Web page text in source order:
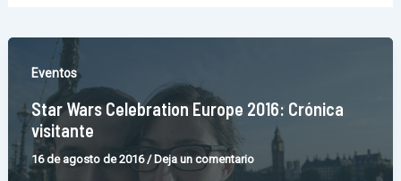
Eventos
Star Wars Celebration Europe 2016: Crónica
visitante
16 de agosto de 2016/Deja un comentario